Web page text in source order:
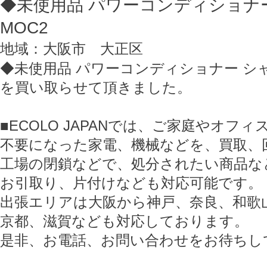
◆未使用品 パワーコンディショナ
MOC2
地域：大阪市 大正区
◆未使用品 パワーコンディショナー シ
を買い取らせて頂きました。
■ECOLO JAPANでは、ご家庭やオフィ
不要になった家電、機械などを、買取
工場の閉鎖などで、処分されたい商品な
お引取り、片付けなども対応可能です。
出張エリアは大阪から神戸、奈良、和歌
京都、滋賀なども対応しております。
是非、お電話、お問い合わせをお待ち